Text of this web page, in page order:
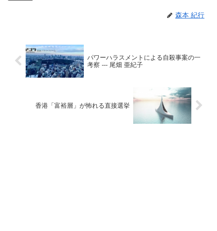
森本 紀行
パワーハラスメントによる自殺事案の一
考察 --- 尾畑 亜紀子
香港「富裕層」が怖れる直接選挙